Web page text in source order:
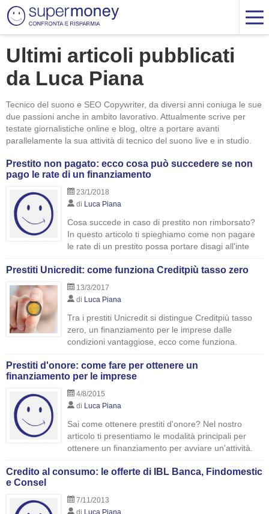
Ultimi articoli pubblicati
da Luca Piana
Tecnico del suono e SEO Copywriter, da diversi anni coniuga le sue
due passioni anche in ambito lavorativo. Attualmente scrive per
testate giornalistiche online e blog, oltre a portare avanti
parallelamente la sua attività di tecnico del suono live e in studio.
Prestito non pagato: ecco cosa può succedere se non
pago le rate di un finanziamento
23/1/2018
di Luca Piana
Cosa succede in caso di prestito non rimborsato?
In questo articolo ti spieghiamo come non pagare
le rate di un prestito possa portare disagi all'inte
Prestiti Unicredit: come funziona Creditpiù tasso zero
13/3/2017
di Luca Piana
Tra i prestiti Unicredit si distingue Creditpiù tasso
zero, un finanziamento per le imprese dalle
condizioni vantaggiose, ecco come funziona.
Prestiti d'onore: come fare per ottenere un
finanziamento per le imprese
4/8/2015
di Luca Piana
Sai come ottenere prestiti d'onore? Nel nostro
articolo ti presentiamo le modalità principali per
ottenere un finanziamento per avviare un'attività.
Credito al consumo: le offerte di IBL Banca, Findomestic
e Consel
7/11/2013
di Luca Piana